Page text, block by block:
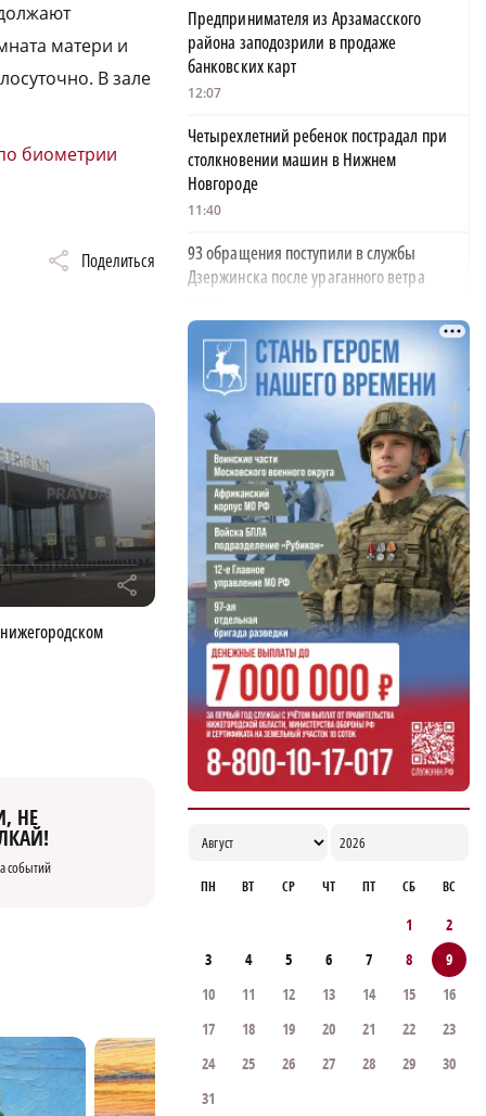
матери и
В зале
биометрии
Поделиться
r
НЕ
событий
Предпринимателя из Арзамасского
района заподозрили в продаже
банковских карт
12:07
Четырехлетний ребенок пострадал при
столкновении машин в Нижнем
Новгороде
11:40
93 обращения поступили в службы
Дзержинска после ураганного ветра
350 пар поженились в Нижегородской
области в «красивую дату»
10:05
Деревянное здание загорелось от удара
молнии в Борском районе
09:42
Глеб Никитин обратился к строителям в
День строителя
06:00
ФК «Нижний Новгород» одержал пятую
победу подряд
21:08
ПН ВТ СР ЧТ ПТ СБ ВС
1
2
3
4 5 6 7 8
9
10
11 12 13 14 15
16
17
18 19 20 21 22
23
24
25 26 27 28 29
30
31